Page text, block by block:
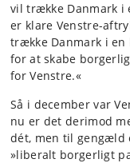
vil trække Danmark i
er klare Venstre-
trække Danmark i
for at skabe
for Venstre.«
Så i december var
nu er det derimod
dét, men til gengæld
»liberalt borgerligt